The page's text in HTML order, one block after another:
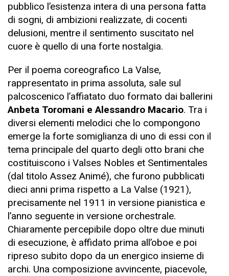
pubblico l’esistenza intera di una persona fatta
di sogni, di ambizioni realizzate, di cocenti
delusioni, mentre il sentimento suscitato nel
cuore è quello di una forte nostalgia.
Per il poema coreografico La Valse,
rappresentato in prima assoluta, sale sul
palcoscenico l’affiatato duo formato dai ballerini
Anbeta Toromani e Alessandro Macario. Tra i
diversi elementi melodici che lo compongono
emerge la forte somiglianza di uno di essi con il
tema principale del quarto degli otto brani che
costituiscono i Valses Nobles et Sentimentales
(dal titolo Assez Animé), che furono pubblicati
dieci anni prima rispetto a La Valse (1921),
precisamente nel 1911 in versione pianistica e
l’anno seguente in versione orchestrale.
Chiaramente percepibile dopo oltre due minuti
di esecuzione, è affidato prima all’oboe e poi
ripreso subito dopo da un energico insieme di
archi. Una composizione avvincente, piacevole,